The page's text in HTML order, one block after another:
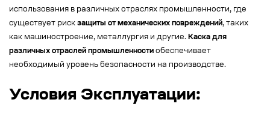
использования в различных отраслях промышленности, где
существует риск защиты от механических повреждений, таких
как машиностроение, металлургия и другие. Каска для
различных отраслей промышленности обеспечивает
необходимый уровень безопасности на производстве.
Условия Эксплуатации: